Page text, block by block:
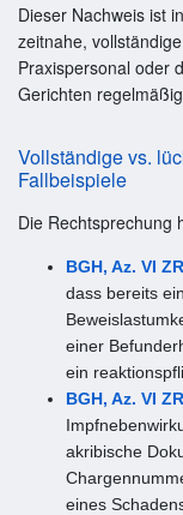
Dieser Nachweis ist
zeitnahe,
Praxispersonal oder
Gerichten
Vollständige vs.
Fallbeispiele
Die Rechtsprechung
BGH, Az. VI
dass bereits
einer
ein
BGH, Az. VI
akribische
eines